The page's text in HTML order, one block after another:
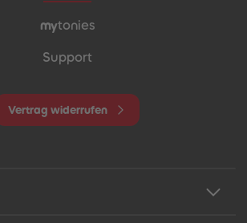
mytonies
Support
Vertrag widerrufen